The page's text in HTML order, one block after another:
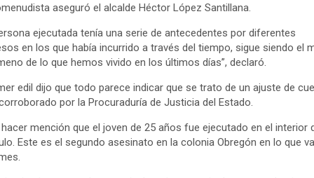
aseguró el alcalde Héctor López Santillana.
ejecutada tenía una serie de antecedentes por diferentes
en los que había incurrido a través del tiempo, sigue siendo el
de lo que hemos vivido en los últimos días”, declaró.
edil dijo que todo parece indicar que se trato de un ajuste de
por la Procuraduría de Justicia del Estado.
mención que el joven de 25 años fue ejecutado en el interior
Este es el segundo asesinato en la colonia Obregón en lo que